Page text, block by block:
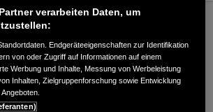
verarbeiten Daten, um
Endgeräteeigenschaften zur Identifikation
von oder Zugriff auf Informationen auf einem
Werbung und Inhalte, Messung von Werbeleistung
Inhalten, Zielgruppenforschung sowie Entwicklung